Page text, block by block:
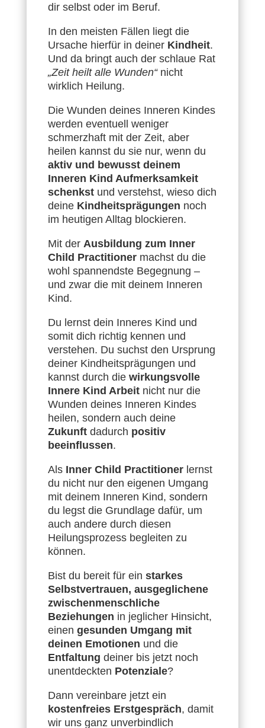
dir selbst oder im Beruf.
In den meisten Fällen liegt die
Ursache hierfür in deiner Kindheit.
Und da bringt auch der schlaue Rat
„Zeit heilt alle Wunden“nicht
wirklich Heilung.
Die Wunden deines Inneren Kindes
werden eventuell weniger
schmerzhaft mit der Zeit, aber
heilen kannst du sie nur, wenn du
aktiv und bewusst deinem
Inneren Kind Aufmerksamkeit
schenkstund verstehst, wieso dich
deine Kindheitsprägungen noch
im heutigen Alltag blockieren.
Mit der Ausbildung zum Inner
Child Practitionermachst du die
wohl spannendste Begegnung –
und zwar die mit deinem Inneren
Kind.
Du lernst dein Inneres Kind und
somit dich richtig kennen und
verstehen. Du suchst den Ursprung
deiner Kindheitsprägungen und
kannst durch die wirkungsvolle
Innere Kind Arbeitnicht nur die
Wunden deines Inneren Kindes
heilen, sondern auch deine
Zukunftdadurch positiv
beeinflussen.
Als Inner Child Practitionerlernst
du nicht nur den eigenen Umgang
mit deinem Inneren Kind, sondern
du legst die Grundlage dafür, um
auch andere durch diesen
Heilungsprozess begleiten zu
können.
Bist du bereit für ein starkes
Selbstvertrauen, ausgeglichene
zwischenmenschliche
Beziehungen in jeglicher Hinsicht,
einen gesunden Umgang mit
deinen Emotionen und die
Entfaltung deiner bis jetzt noch
unentdeckten Potenziale?
Dann vereinbare jetzt ein
kostenfreies Erstgespräch, damit
wir uns ganz unverbindlich